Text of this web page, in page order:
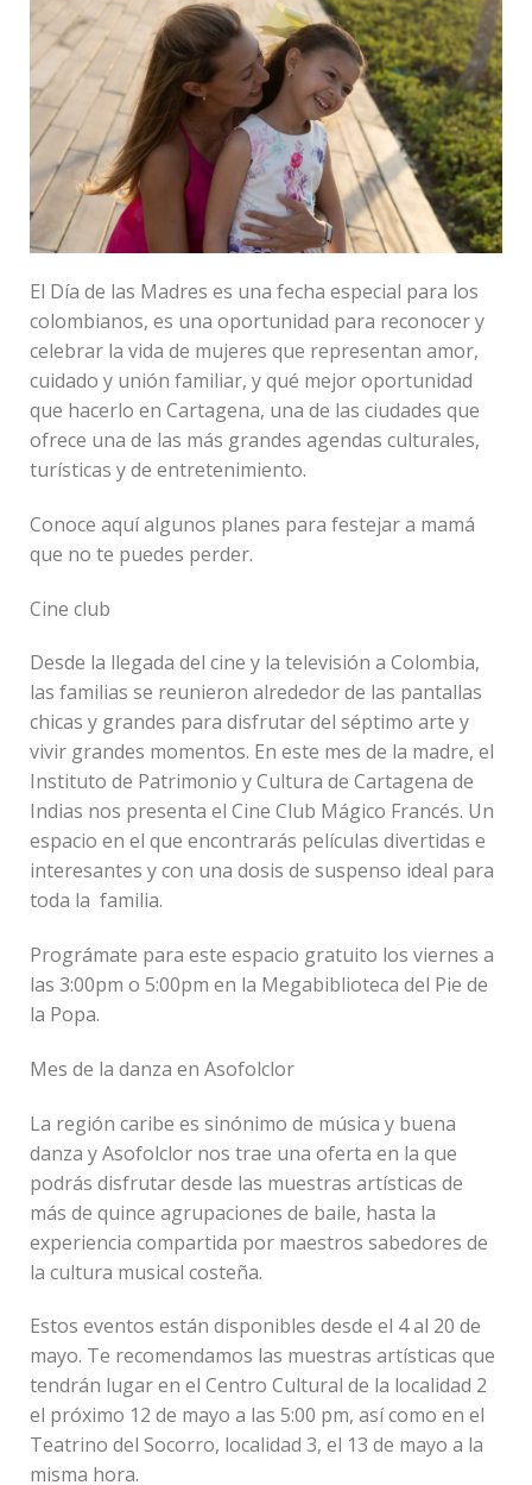
El Día de las Madres es una fecha especial para los
colombianos, es una oportunidad para reconocer y
celebrar la vida de mujeres que representan amor,
cuidado y unión familiar, y qué mejor oportunidad
que hacerlo en Cartagena, una de las ciudades que
ofrece una de las más grandes agendas culturales,
turísticas y de entretenimiento.
Conoce aquí algunos planes para festejar a mamá
que no te puedes perder.
Cine club
Desde la llegada del cine y la televisión a Colombia,
las familias se reunieron alrededor de las pantallas
chicas y grandes para disfrutar del séptimo arte y
vivir grandes momentos. En este mes de la madre, el
Instituto de Patrimonio y Cultura de Cartagena de
Indias nos presenta el Cine Club Mágico Francés. Un
espacio en el que encontrarás películas divertidas e
interesantes y con una dosis de suspenso ideal para
toda la familia.
Prográmate para este espacio gratuito los viernes a
las 3:00pm o 5:00pm en la Megabiblioteca del Pie de
la Popa.
Mes de la danza en Asofolclor
La región caribe es sinónimo de música y buena
danza y Asofolclor nos trae una oferta en la que
podrás disfrutar desde las muestras artísticas de
más de quince agrupaciones de baile, hasta la
experiencia compartida por maestros sabedores de
la cultura musical costeña.
Estos eventos están disponibles desde el 4 al 20 de
mayo. Te recomendamos las muestras artísticas que
tendrán lugar en el Centro Cultural de la localidad 2
el próximo 12 de mayo a las 5:00 pm, así como en el
Teatrino del Socorro, localidad 3, el 13 de mayo a la
misma hora.